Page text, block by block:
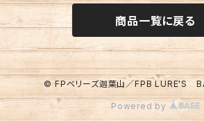
商品一覧に戻る
© FPベリーズ迦葉山／FPB LURE'S
Powered by